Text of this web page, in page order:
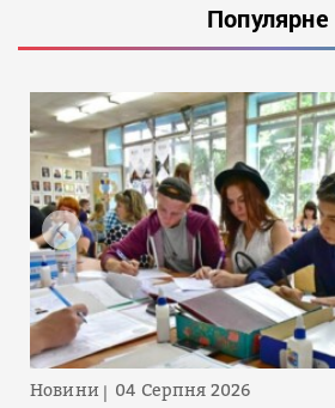
Популярне
Новини 04 Серпня 2026